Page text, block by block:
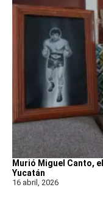
Murió Miguel Canto,
Yucatán
16 abril, 2026